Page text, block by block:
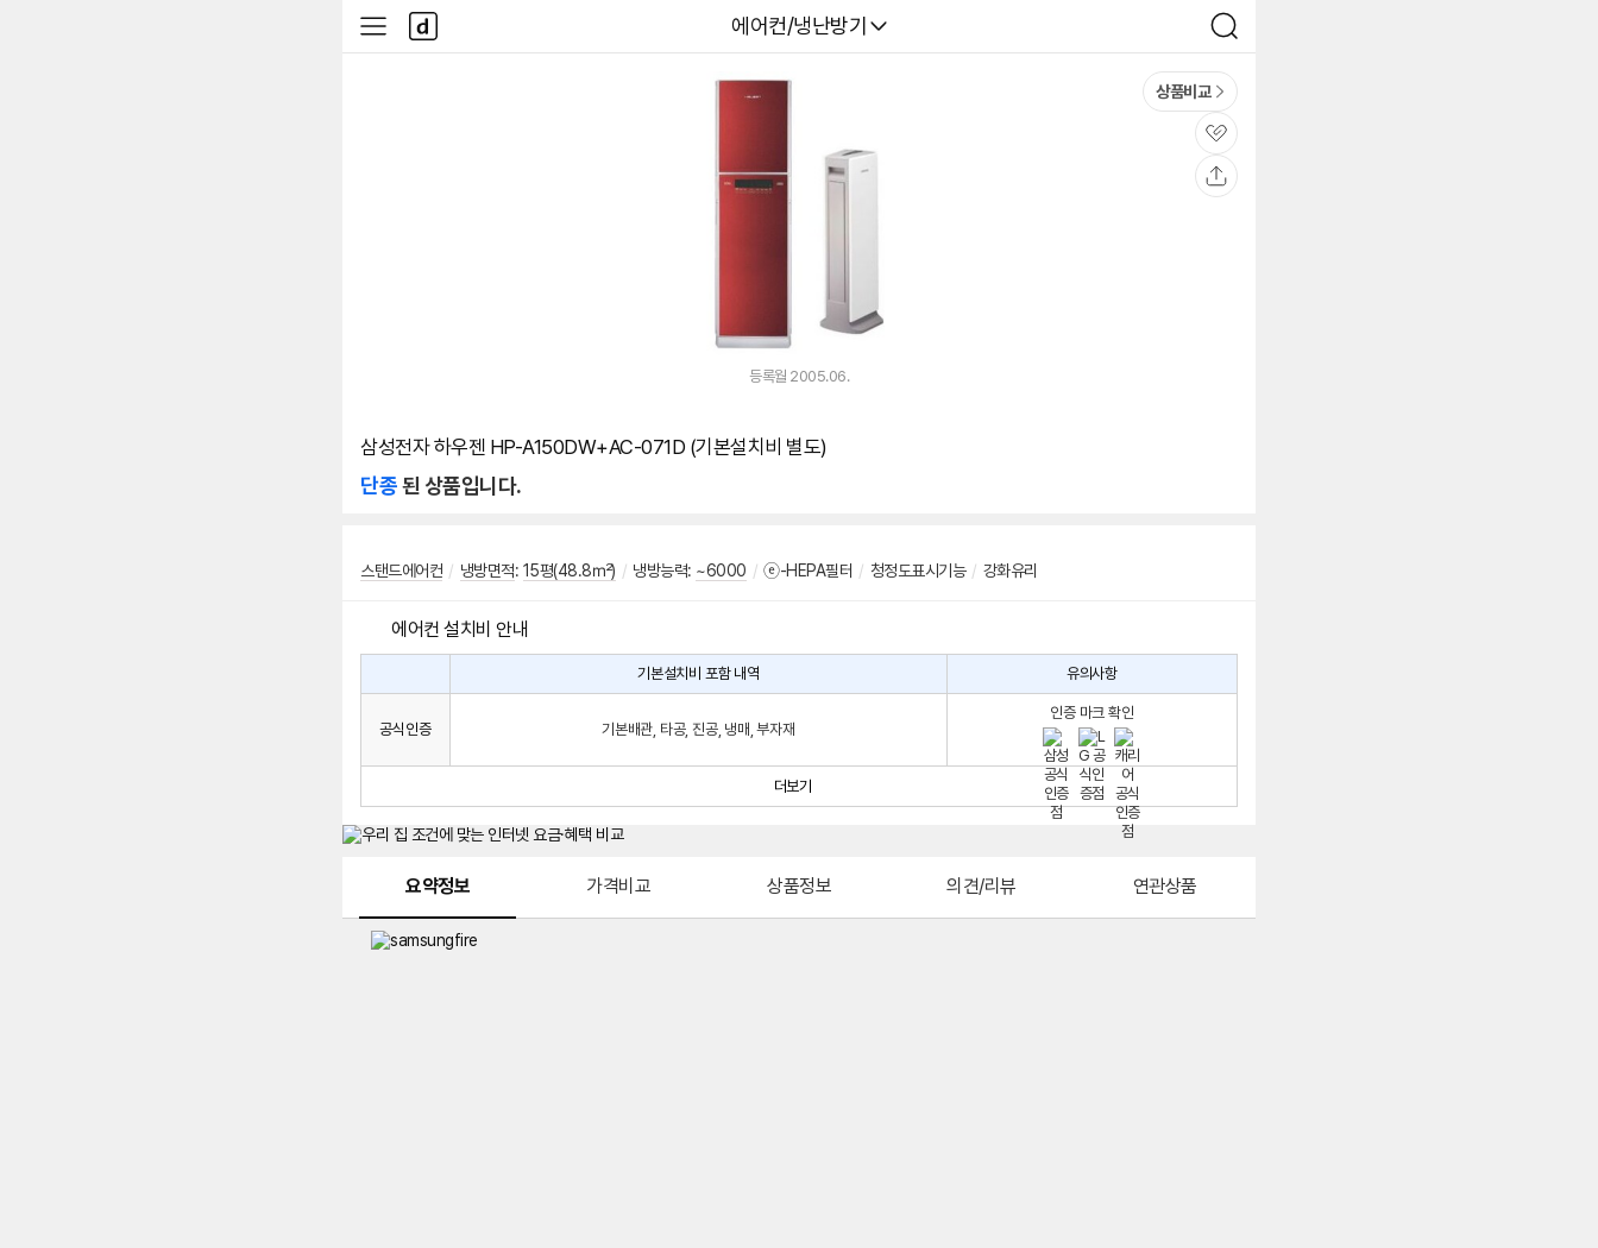
다나와
에어컨/냉난방기
검
색
사
이
다
나
와
상품비교
관
심
등록월 2005.06.
삼성전자 하우젠 HP-A150DW+AC-071D (기본설치비 별도)
단종된 상품입니다.
스탠드에어컨 / 냉방면적: 15평(48.8㎡) / 냉방능력: ~6000 / ⓔ-HEPA필터 / 청정도표시기능 / 강화유리
에어컨 설치비 안내
구
시
생
치
비
컨
설
기본설치비 포함 내역 유의사항
공식인증 기본배관, 타공, 진공, 냉매, 부자재
인증 마크 확인
더보기
요약정보 가격비교 상품정보 의견/리뷰 연관상품